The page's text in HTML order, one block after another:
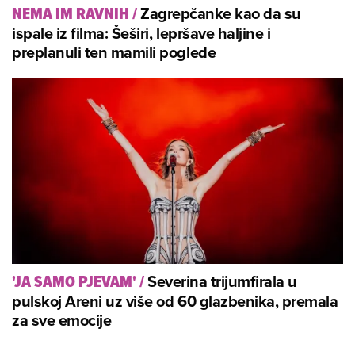
NEMA IM RAVNIH/Zagrepčanke kao da su
ispale iz filma: Šeširi, lepršave haljine i
preplanuli ten mamili poglede
'JA SAMO PJEVAM'/Severina trijumfirala u
pulskoj Areni uz više od 60 glazbenika, premala
za sve emocije